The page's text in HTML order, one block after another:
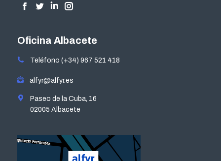
Oficina Albacete
Teléfono (+34) 967 521 418
alfyr@alfyr.es
Paseo de la Cuba, 16
02005 Albacete
Encuéntranos en:
Facebook
opens
new
Twitter
opens
new
Linkedin
opens
new
Instagram
opens
new